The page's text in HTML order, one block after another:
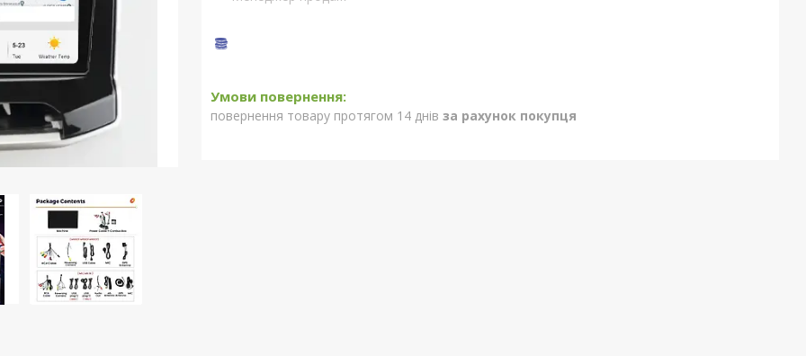
повернення товару протягом 14 днів за рахунок покупця